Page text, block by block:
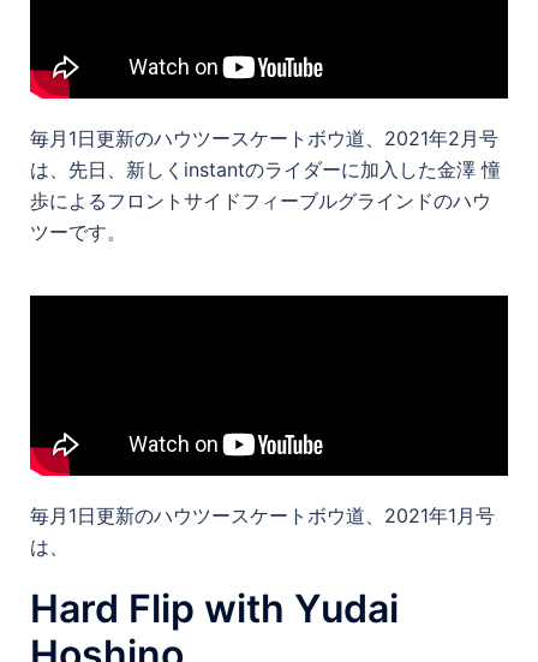
毎月1日更新のハウツースケートボウ道、2021年2月号
は、先日、新しくinstantのライダーに加入した金澤 憧
歩によるフロントサイドフィーブルグラインドのハウ
ツーです。
毎月1日更新のハウツースケートボウ道、2021年1月号
は、
Hard Flip with Yudai